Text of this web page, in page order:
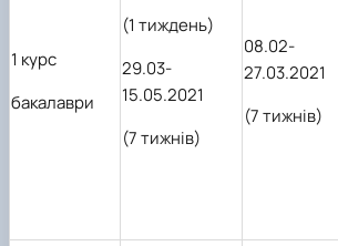
1 курс
бакалаври
(1 тиждень)
29.03-
15.05.2021
(7 тижнів)
08.02-
27.03.2021
(7 тижнів)